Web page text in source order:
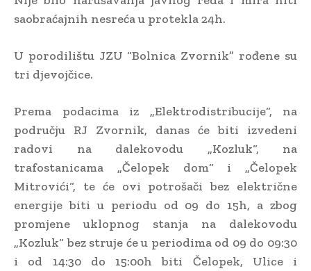
saobraćajnih nesreća u protekla 24h.
U porodilištu JZU “Bolnica Zvornik” rođene su
tri djevojčice.
Prema podacima iz „Elektrodistribucije“, na
području RJ Zvornik, danas će biti izvedeni
radovi na dalekovodu „Kozluk“, na
trafostanicama „Čelopek dom“ i „Čelopek
Mitrovići“, te će ovi potrošači bez električne
energije biti u periodu od 09 do 15h, a zbog
promjene uklopnog stanja na dalekovodu
„Kozluk“ bez struje će u periodima od 09 do 09:30
i od 14:30 do 15:00h biti Čelopek, Ulice i